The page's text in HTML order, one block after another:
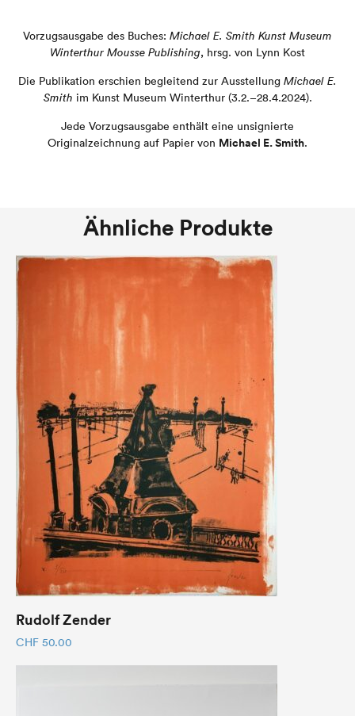
Vorzugsausgabe des Buches: Michael E. Smith Kunst Museum
Winterthur Mousse Publishing, hrsg. von Lynn Kost
Die Publikation erschien begleitend zur Ausstellung Michael E.
Smith im Kunst Museum Winterthur (3.2.–28.4.2024).
Jede Vorzugsausgabe enthält eine unsignierte
Originalzeichnung auf Papier von Michael E. Smith.
Ähnliche Produkte
Rudolf Zender
CHF 50.00